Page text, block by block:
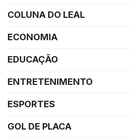
COLUNA DO LEAL
ECONOMIA
EDUCAÇÃO
ENTRETENIMENTO
ESPORTES
GOL DE PLACA